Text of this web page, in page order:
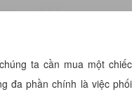
ta cần mua một chiếc
đa phần chính là việc phối